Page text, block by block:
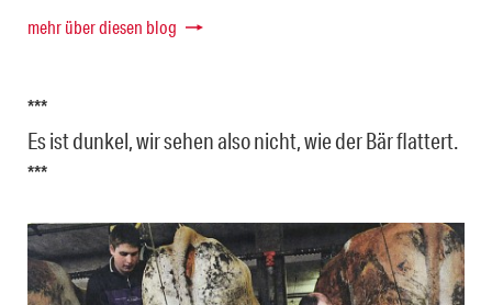
mehr über diesen blog
***
Es ist dunkel, wir sehen also nicht, wie der Bär flattert.
***